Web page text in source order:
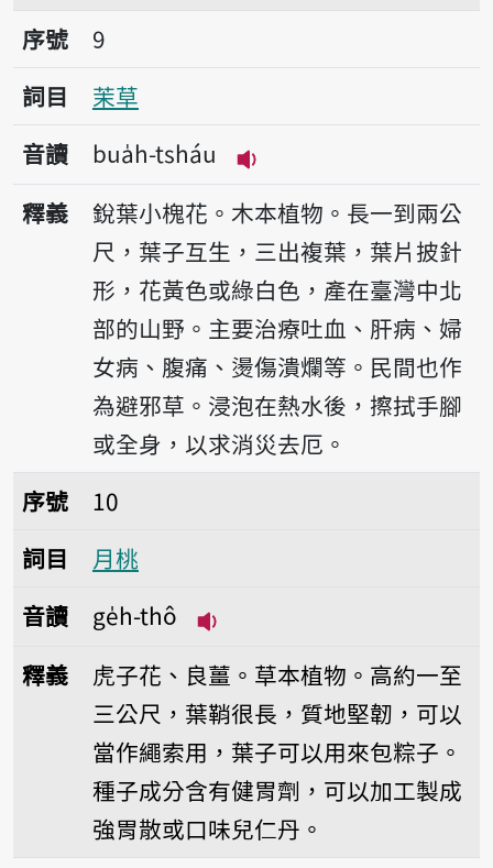
序號9茉草
序號
9
詞目
茉草
音讀
bua̍h-tsháu
播放音讀bua̍h-tsháu
釋義
銳葉小槐花。木本植物。長一到兩公
尺，葉子互生，三出複葉，葉片披針
形，花黃色或綠白色，產在臺灣中北
部的山野。主要治療吐血、肝病、婦
女病、腹痛、燙傷潰爛等。民間也作
為避邪草。浸泡在熱水後，擦拭手腳
或全身，以求消災去厄。
序號10月桃
序號
10
詞目
月桃
音讀
ge̍h-thô
釋義
虎子花、良薑。草本植物。高約一至
三公尺，葉鞘很長，質地堅韌，可以
當作繩索用，葉子可以用來包粽子。
種子成分含有健胃劑，可以加工製成
強胃散或口味兒仁丹。